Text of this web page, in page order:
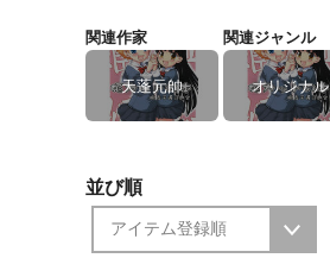
関連作家
天蓬元帥
関連ジャンル
オリジナル
並び順